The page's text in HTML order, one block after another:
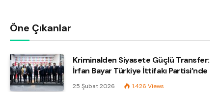
Öne Çıkanlar
Kriminalden Siyasete Güçlü Transfer:
İrfan Bayar Türkiye İttifakı Partisi’nde
25 Şubat 2026 1.426 Views